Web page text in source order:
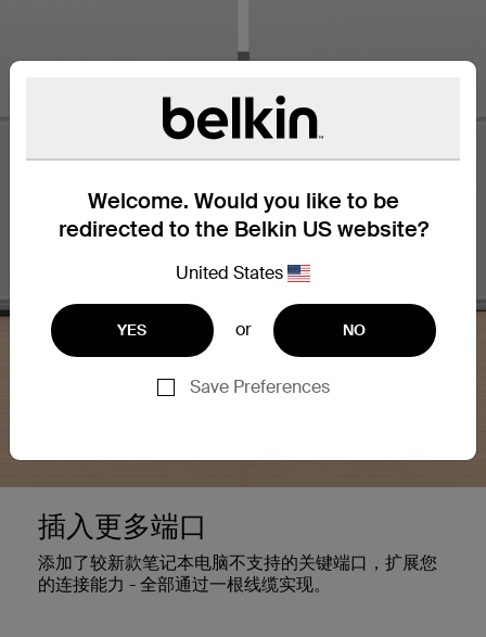
Welcome. Would you like to be
redirected to the Belkin US website?
United States
YES or NO
Save Preferences
插入更多端口
添加了较新款笔记本电脑不支持的关键端口，扩展您
的连接能力 - 全部通过一根线缆实现。